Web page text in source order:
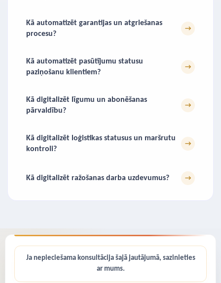
Kā automatizēt garantijas un atgriešanas
procesu?
→
Kā automatizēt pasūtījumu statusu
paziņošanu klientiem?
→
Kā digitalizēt līgumu un abonēšanas
pārvaldību?
→
Kā digitalizēt loģistikas statusus un maršrutu
kontroli?
→
Kā digitalizēt ražošanas darba uzdevumus? →
Ja nepieciešama konsultācija šajā jautājumā, sazinieties
ar mums.